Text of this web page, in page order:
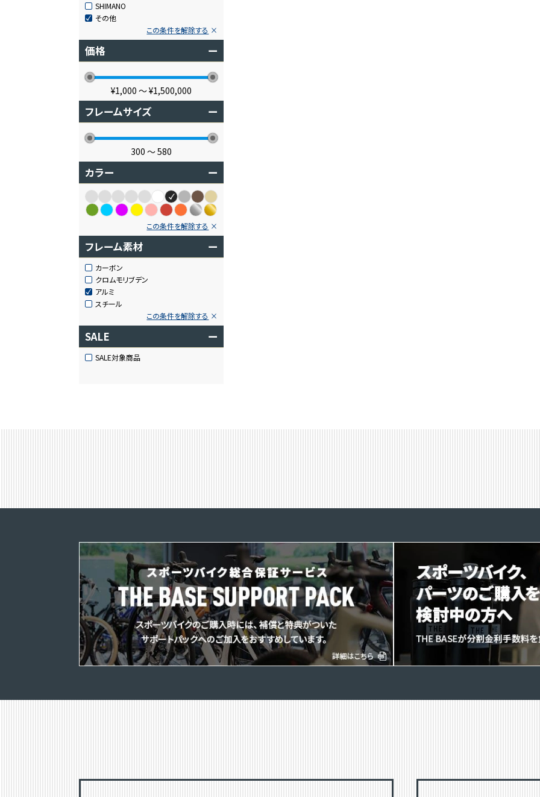
SHIMANO
その他
この条件を解除する
価格 ー
¥1,000 〜¥1,500,000
フレームサイズ ー
300 〜580
カラー ー
この条件を解除する
フレーム素材 ー
カーボン
クロムモリブデン
アルミ
スチール
この条件を解除する
SALE ー
SALE対象商品